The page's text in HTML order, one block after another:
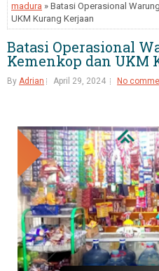
madura » Batasi Operasional
UKM Kurang Kerjaan
Batasi Operasional
Kemenkop dan UKM
By Adrian April 29, 2024 No